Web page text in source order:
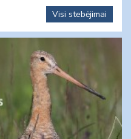
Visi stebėjimai